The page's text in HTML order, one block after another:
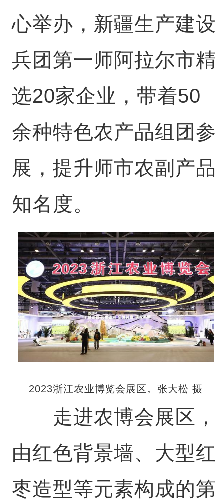
心举办，新疆生产建设
兵团第一师阿拉尔市精
选20家企业，带着50
余种特色农产品组团参
展，提升师市农副产品
知名度。
2023浙江农业博览会展区。张大松 摄
走进农博会展区，
由红色背景墙、大型红
枣造型等元素构成的第